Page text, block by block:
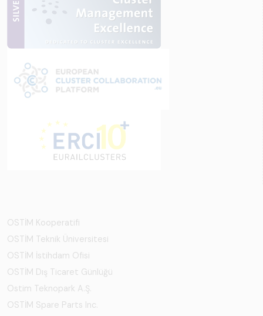
OSTİM Kooperatifi
OSTİM Teknik Üniversitesi
OSTİM İstihdam Ofisi
OSTİM Dış Ticaret Günlüğü
Ostim Teknopark A.Ş.
OSTİM Spare Parts Inc.